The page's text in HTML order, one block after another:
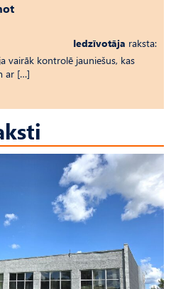
Iedzīvotāja raksta:
vairāk kontrolē jauniešus, kas
ar […]